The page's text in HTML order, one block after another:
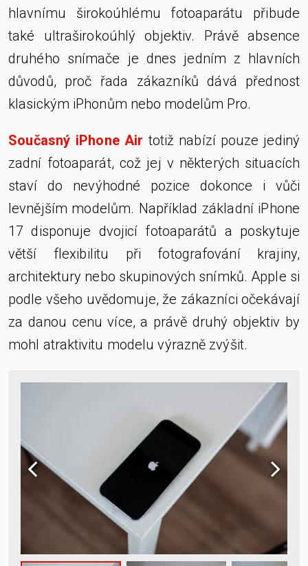
hlavnímu širokoúhlému fotoaparátu přibude
také ultraširokoúhlý objektiv. Právě absence
druhého snímače je dnes jedním z hlavních
důvodů, proč řada zákazníků dává přednost
klasickým iPhonům nebo modelům Pro.
Současný iPhone Air totiž nabízí pouze jediný
zadní fotoaparát, což jej v některých situacích
staví do nevýhodné pozice dokonce i vůči
levnějším modelům. Například základní iPhone
17 disponuje dvojicí fotoaparátů a poskytuje
větší flexibilitu při fotografování krajiny,
architektury nebo skupinových snímků. Apple si
podle všeho uvědomuje, že zákazníci očekávají
za danou cenu více, a právě druhý objektiv by
mohl atraktivitu modelu výrazně zvýšit.